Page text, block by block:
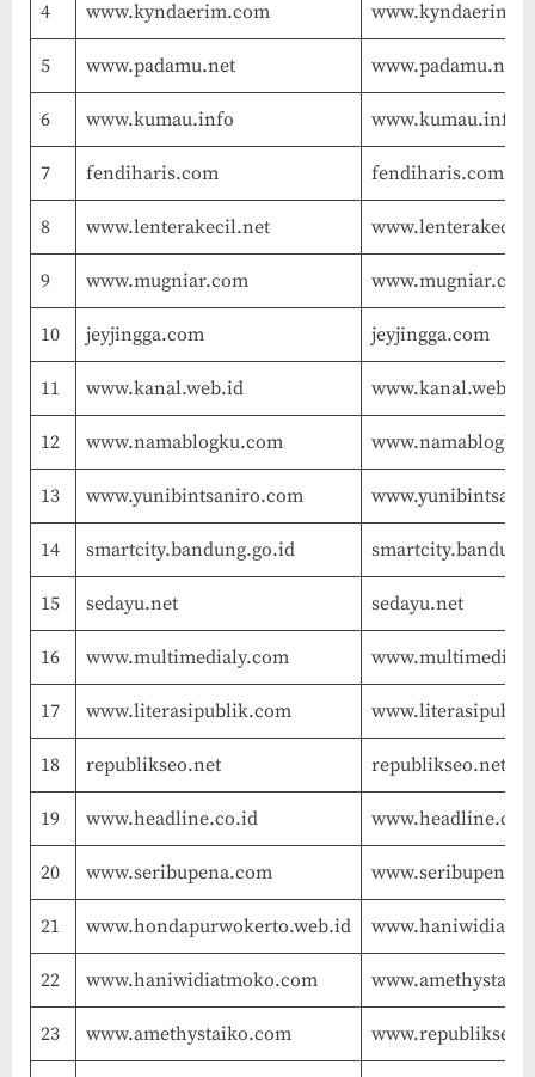
4 www.kyndaerim.com
5 www.padamu.net www.padamu.net
6 www.kumau.info www.kumau.info
7 fendiharis.com fendiharis.com
8 www.lenterakecil.net
9 www.mugniar.com www.mugniar.com
10 jeyjingga.com jeyjingga.com
11 www.kanal.web.id www.kanal.web.id
12 www.namablogku.com
13 www.yunibintsaniro.com
14 smartcity.bandung.go.id
15 sedayu.net sedayu.net
16 www.multimedialy.com
17 www.literasipublik.com
18 republikseo.net republikseo.net
19 www.headline.co.id
20 www.seribupena.com
21 www.hondapurwokerto.web.id
22 www.haniwidiatmoko.com
23 www.amethystaiko.com